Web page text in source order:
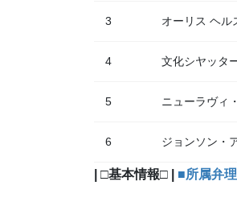
3 オーリス ヘル
4 文化シヤッタ
5 ニューラヴィ
6 ジョンソン・
| □基本情報□ | ■所属弁